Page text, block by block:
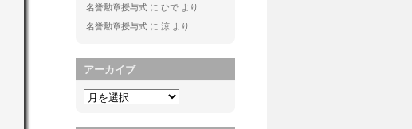
名誉勲章授与式 に ひで より
名誉勲章授与式 に 涼 より
アーカイブ